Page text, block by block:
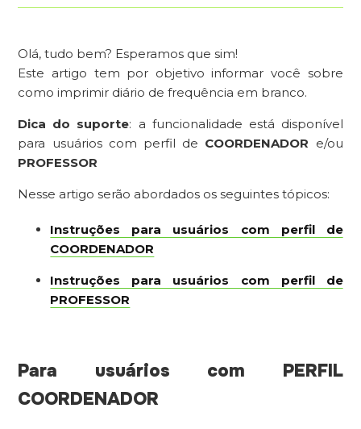
Olá, tudo bem? Esperamos que sim!
Este artigo tem por objetivo informar você sobre
como imprimir diário de frequência em branco.
Dica do suporte: a funcionalidade está disponível
para usuários com perfil de COORDENADOR e/ou
PROFESSOR
Nesse artigo serão abordados os seguintes tópicos:
Instruções para usuários com perfil de
COORDENADOR
Instruções para usuários com perfil de
PROFESSOR
Para usuários com PERFIL
COORDENADOR